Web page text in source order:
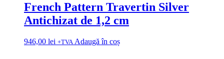
French Pattern Travertin Silver
Antichizat de 1,2 cm
946,00 lei +TVA Adaugă în coș